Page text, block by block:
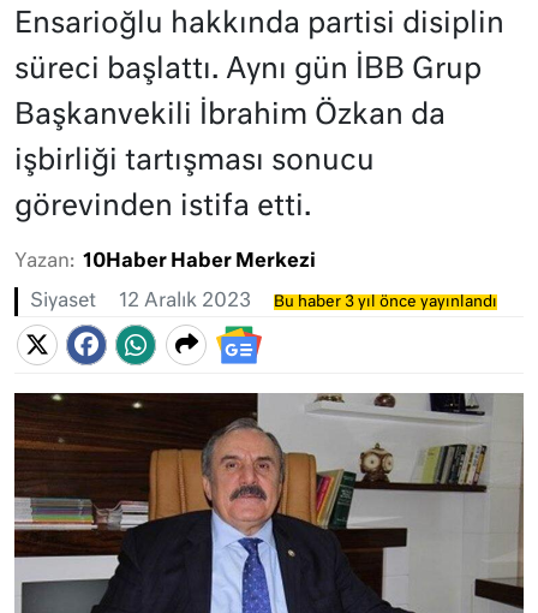
Ensarioğlu hakkında partisi disiplin
süreci başlattı. Aynı gün İBB Grup
Başkanvekili İbrahim Özkan da
işbirliği tartışması sonucu
görevinden istifa etti.
Yazan: 10Haber Haber Merkezi
Siyaset 12 Aralık 2023 Bu haber 3 yıl önce yayınlandı